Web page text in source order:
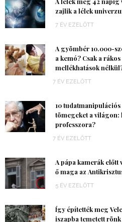
zajlik a lélek
7 ÉV EZELŐTT
A gyömbér 10.000-
a kemó? Csak a
mellékhatások
7 ÉV EZELŐTT
10
tömegeket a
professzora?
7 ÉV EZELŐTT
A pápa kamerák
ő maga az
5 ÉV EZELŐTT
Így építették meg
iszapba temetett